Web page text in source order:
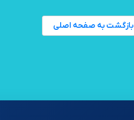
بازگشت به صفحه اصلی